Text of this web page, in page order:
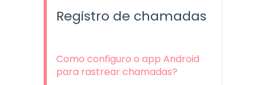
Registro de chamadas
Como configuro o app Android
para rastrear chamadas?